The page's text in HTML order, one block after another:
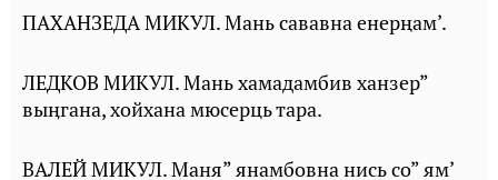
ПАХАНЗЕДА МИКУЛ. Мань сававна енерңам’.
ЛЕДКОВ МИКУЛ. Мань хамадамбив ханзер”
выӊгана, хойхана мюсерць тара.
ВАЛЕЙ МИКУЛ. Маня” янамбовна нись со” ям’